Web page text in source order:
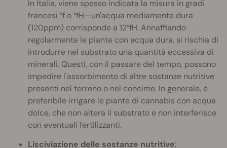
In Italia, viene spesso indicata la misura in gradi
francesi °f o °fH—un'acqua mediamente dura
(120ppm) corrisponde a 12°fH. Annaffiando
regolarmente le piante con acqua dura, si rischia di
introdurre nel substrato una quantità eccessiva di
minerali. Questi, con il passare del tempo, possono
impedire l'assorbimento di altre sostanze nutritive
presenti nel terreno o nel concime. In generale, è
preferibile irrigare le piante di cannabis con acqua
dolce, che non altera il substrato e non interferisce
con eventuali fertilizzanti.
Lisciviazione delle sostanze nutritive: